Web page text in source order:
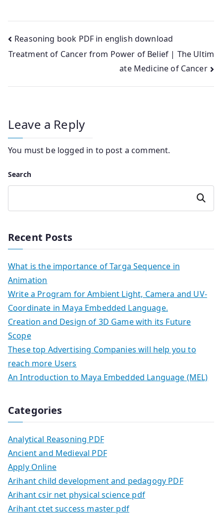
Post
navigation
Reasoning book PDF in english download
Treatment of Cancer from Power of Belief | The Ultim
ate Medicine of Cancer
Leave a Reply
You must be logged in to post a comment.
Search
Search
Recent Posts
What is the importance of Targa Sequence in
Animation
Write a Program for Ambient Light, Camera and UV-
Coordinate in Maya Embedded Language.
Creation and Design of 3D Game with its Future
Scope
These top Advertising Companies will help you to
reach more Users
An Introduction to Maya Embedded Language (MEL)
Categories
Analytical Reasoning PDF
Ancient and Medieval PDF
Apply Online
Arihant child development and pedagogy PDF
Arihant csir net physical science pdf
Arihant ctet success master pdf